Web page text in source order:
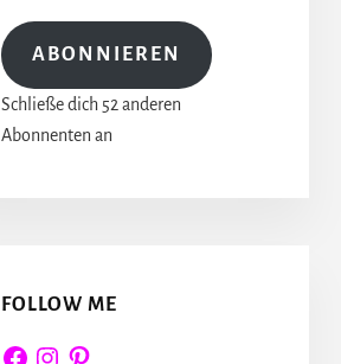
ABONNIEREN
Schließe dich 52 anderen
Abonnenten an
FOLLOW ME
FacebookInstagram
Pinterest